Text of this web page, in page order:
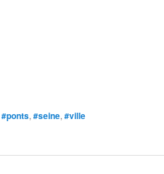
#ponts, #seine, #ville